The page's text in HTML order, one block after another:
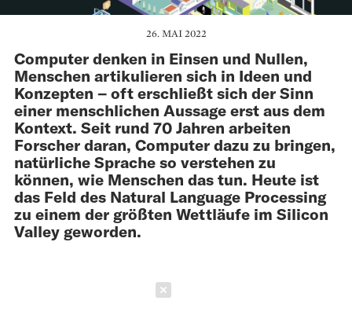
26. MAI 2022
Computer denken in Einsen und Nullen,
Menschen artikulieren sich in Ideen und
Konzepten – oft erschließt sich der Sinn
einer menschlichen Aussage erst aus dem
Kontext. Seit rund 70 Jahren arbeiten
Forscher daran, Computer dazu zu bringen,
natürliche Sprache so verstehen zu
können, wie Menschen das tun. Heute ist
das Feld des Natural Language Processing
zu einem der größten Wettläufe im Silicon
Valley geworden.